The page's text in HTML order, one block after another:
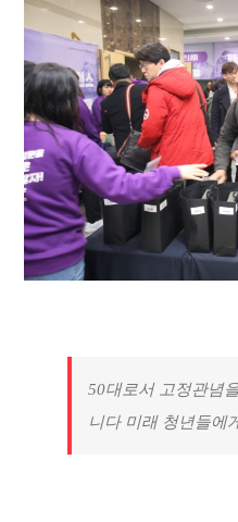
50대로서 고정관념
니다 미래 청년들에